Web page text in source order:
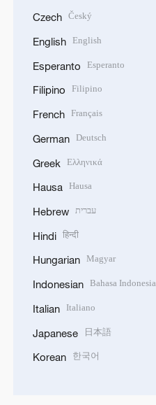
Czech Český
English English
Esperanto Esperanto
Filipino Filipino
French Français
German Deutsch
Greek Ελληνικά
Hausa Hausa
Hebrew עברית
Hindi हिन्दी
Hungarian Magyar
Indonesian Bahasa Indonesia
Italian Italiano
Japanese 日本語
Korean 한국어